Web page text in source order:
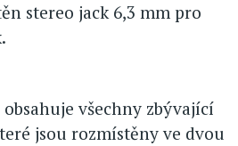
stereo jack 6,3 mm pro
všechny zbývající
jsou rozmístěny ve dvou